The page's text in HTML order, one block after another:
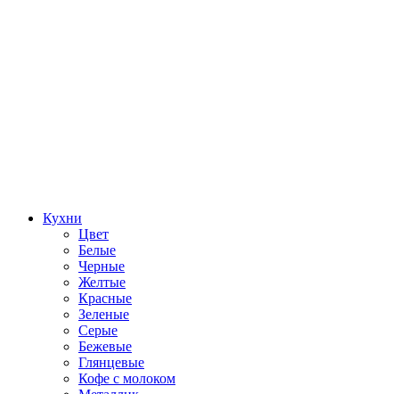
Кухни
Цвет
Белые
Черные
Желтые
Красные
Зеленые
Серые
Бежевые
Глянцевые
Кофе с молоком